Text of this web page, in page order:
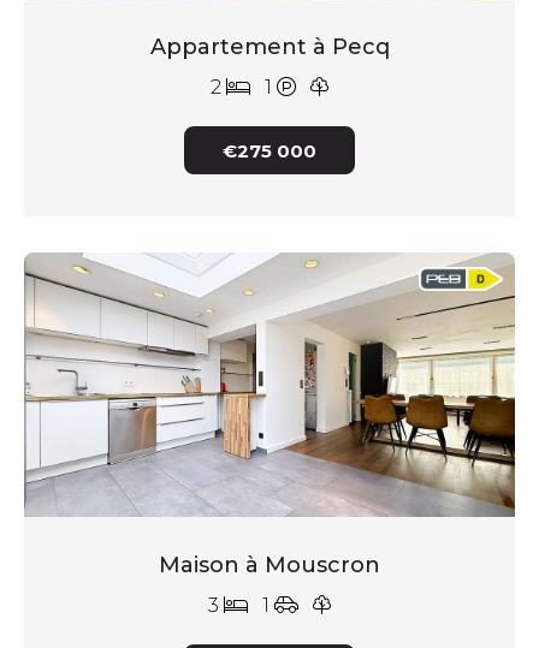
Appartement à Pecq
2 1
€275 000
Maison à Mouscron
3 1